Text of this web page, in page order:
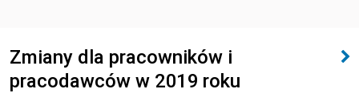
Zmiany dla pracowników i
pracodawców w 2019 roku